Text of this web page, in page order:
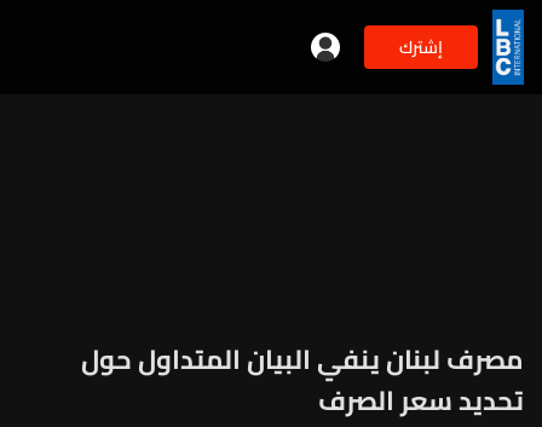
إشترك
مصرف لبنان ينفي البيان المتداول حول
تحديد سعر الصرف